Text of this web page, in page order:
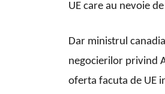
UE care au nevoie
Dar ministrul
negocierilor privind
oferta facuta de UE